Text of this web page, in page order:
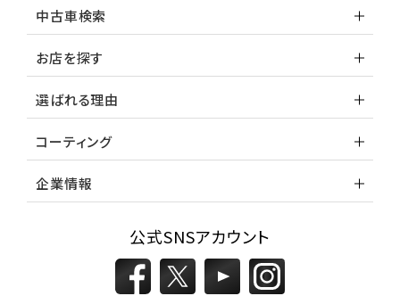
中古車検索
お店を探す
選ばれる理由
コーティング
企業情報
公式SNSアカウント